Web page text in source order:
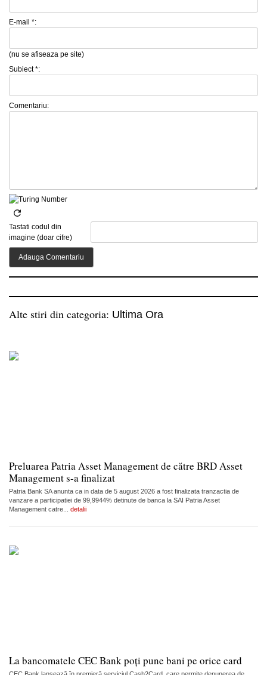
E-mail *:
(nu se afiseaza pe site)
Subiect *:
Comentariu:
Tastati codul din
imagine (doar cifre)
Alte stiri din categoria: Ultima Ora
Preluarea Patria Asset Management de către BRD Asset
Management s-a finalizat
Patria Bank SA anunta ca in data de 5 august 2026 a fost finalizata tranzactia de
vanzare a participatiei de 99,9944% detinute de banca la SAI Patria Asset
Management catre... detalii
La bancomatele CEC Bank poți pune bani pe orice card